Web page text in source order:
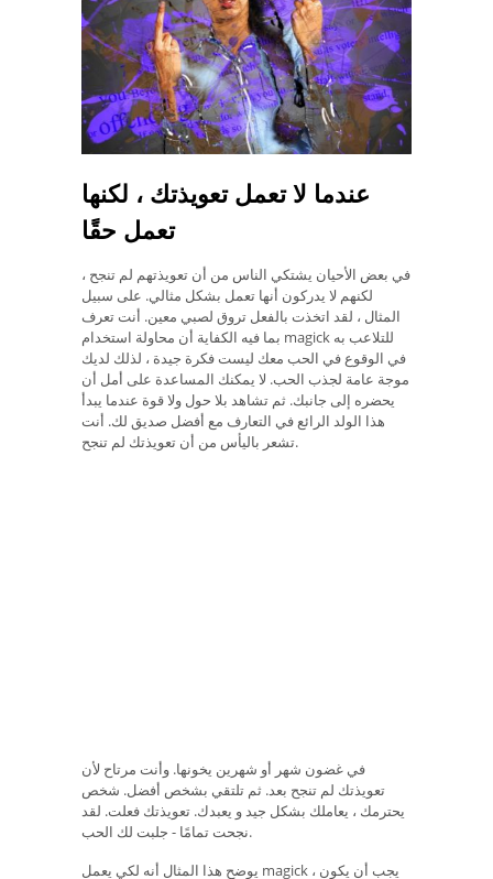
عندما لا تعمل تعويذتك ، لكنها
تعمل حقًا
في بعض الأحيان يشتكي الناس من أن تعويذتهم لم تنجح ،
لكنهم لا يدركون أنها تعمل بشكل مثالي. على سبيل
المثال ، لقد اتخذت بالفعل تروق لصبي معين. أنت تعرف
بما فيه الكفاية أن محاولة استخدام magick للتلاعب به
في الوقوع في الحب معك ليست فكرة جيدة ، لذلك لديك
موجة عامة لجذب الحب. لا يمكنك المساعدة على أمل أن
يحضره إلى جانبك. ثم تشاهد بلا حول ولا قوة عندما يبدأ
هذا الولد الرائع في التعارف مع أفضل صديق لك. أنت
تشعر باليأس من أن تعويذتك لم تنجح.
في غضون شهر أو شهرين يخونها. وأنت مرتاح لأن
تعويذتك لم تنجح بعد. ثم تلتقي بشخص أفضل. شخص
يحترمك ، يعاملك بشكل جيد و يعبدك. تعويذتك فعلت. لقد
نجحت تمامًا - جلبت لك الحب.
يوضح هذا المثال أنه لكي يعمل magick ، ​​يجب أن يكون